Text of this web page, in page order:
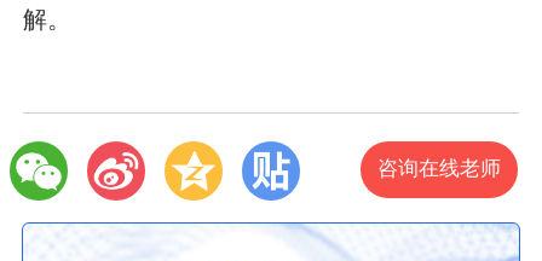
解。
咨询在线老师